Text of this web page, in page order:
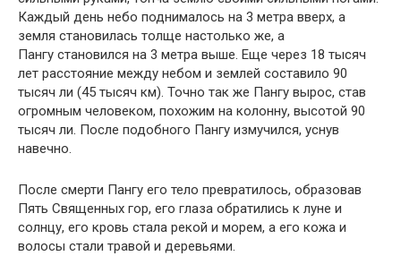
Каждый день небо поднималось на 3 метра вверх, а
земля становилась толще настолько же, а
Пангу становился на 3 метра выше. Еще через 18 тысяч
лет расстояние между небом и землей составило 90
тысяч ли (45 тысяч км). Точно так же Пангу вырос, став
огромным человеком, похожим на колонну, высотой 90
тысяч ли. После подобного Пангу измучился, уснув
навечно.
После смерти Пангу его тело превратилось, образовав
Пять Священных гор, его глаза обратились к луне и
солнцу, его кровь стала рекой и морем, а его кожа и
волосы стали травой и деревьями.